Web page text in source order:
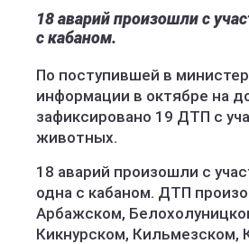
18 аварий произошли с
с кабаном.
По поступившей в
информации в октябре на
зафиксировано 19 ДТП с
животных.
18 аварий произошли с
одна с кабаном. ДТП
Арбажском,
Кикнурском, Кильмезском,